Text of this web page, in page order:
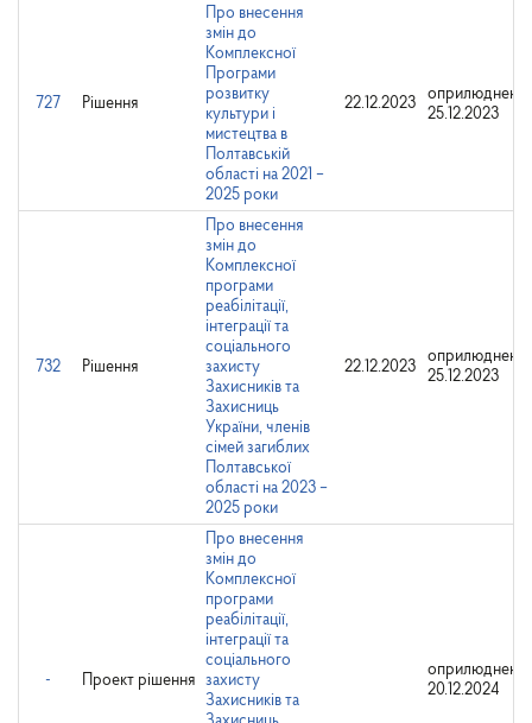
727 Рішення
Про внесення
змін до
Комплексної
Програми
розвитку
культури і
мистецтва в
Полтавській
області на 2021 –
2025 роки
22.12.2023
оприлюднено:
25.12.2023
732 Рішення
Про внесення
змін до
Комплексної
програми
реабілітації,
інтеграції та
соціального
захисту
Захисників та
Захисниць
України, членів
сімей загиблих
Полтавської
області на 2023 –
2025 роки
22.12.2023
оприлюднено:
25.12.2023
- Проект рішення
Про внесення
змін до
Комплексної
програми
реабілітації,
інтеграції та
соціального
захисту
Захисників та
оприлюднено:
20.12.2024